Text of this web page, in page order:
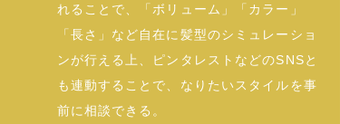
れることで、「ボリューム」「カラー」
「長さ」など自在に髪型のシミュレーショ
ンが行える上、ピンタレストなどのSNSと
も連動することで、なりたいスタイルを事
前に相談できる。